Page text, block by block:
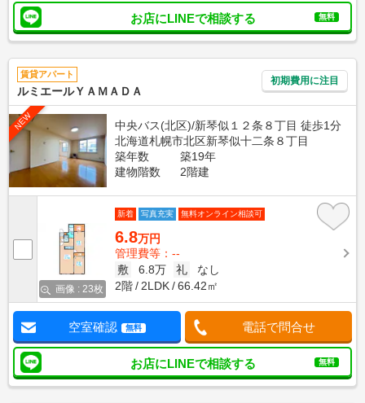
お店にLINEで相談する 無料
賃貸アパート
ルミエールＹＡＭＡＤＡ
初期費用に注目
NEW
中央バス(北区)/新琴似１２条８丁目 徒歩1分
北海道札幌市北区新琴似十二条８丁目
築年数
築19年
建物階数
2階建
画像 : 23枚
新着 写真充実 無料オンライン相談可
6.8万円
管理費等：--
敷
6.8万 礼
なし
2階
2LDK 66.42㎡
空室確認 無料 電話で問合せ
お店にLINEで相談する 無料